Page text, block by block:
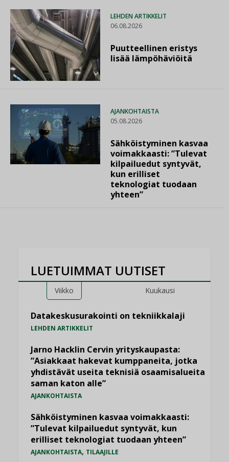
LEHDEN ARTIKKELIT
06.08.2026
Puutteellinen eristys
lisää lämpöhäviöitä
AJANKOHTAISTA
05.08.2026
Sähköistyminen kasvaa
voimakkaasti: ”Tulevat
kilpailuedut syntyvät,
kun erilliset
teknologiat tuodaan
yhteen”
LUETUIMMAT UUTISET
Viikko Kuukausi
Datakeskusurakointi on tekniikkalaji
LEHDEN ARTIKKELIT
Jarno Hacklin Cervin yrityskaupasta:
”Asiakkaat hakevat kumppaneita, jotka
yhdistävät useita teknisiä osaamisalueita
saman katon alle”
AJANKOHTAISTA
Sähköistyminen kasvaa voimakkaasti:
”Tulevat kilpailuedut syntyvät, kun
erilliset teknologiat tuodaan yhteen”
AJANKOHTAISTA, TILAAJILLE